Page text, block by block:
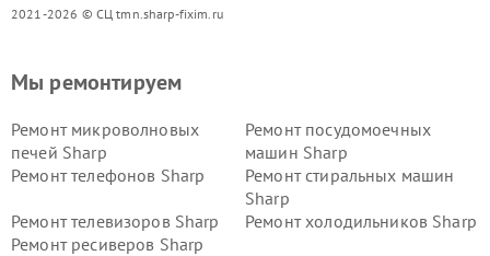
2021-2026 © СЦ tmn.sharp-fixim.ru
Мы ремонтируем
Ремонт микроволновых
печей Sharp
Ремонт посудомоечных
машин Sharp
Ремонт телефонов Sharp
Ремонт стиральных машин
Sharp
Ремонт телевизоров Sharp
Ремонт холодильников Sharp
Ремонт ресиверов Sharp